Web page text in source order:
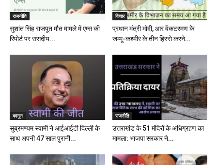
राजनीति
सुशांत सिंह राजपूत मौत मामले में एम्स की
रिपोर्ट पर संसदीय...
विचार
प्रधान मंत्री मोदी, आर वेंकटरमण के
जम्मू-कश्मीर के तीन हिस्से करने...
कानून
सुब्रमण्यम स्वामी ने आईआईटी दिल्ली के
साथ अपनी 47 साल पुरानी...
राजनीति
उत्तराखंड के 51 मंदिरों के अधिग्रहण का
मामला: भाजपा सरकार ने...